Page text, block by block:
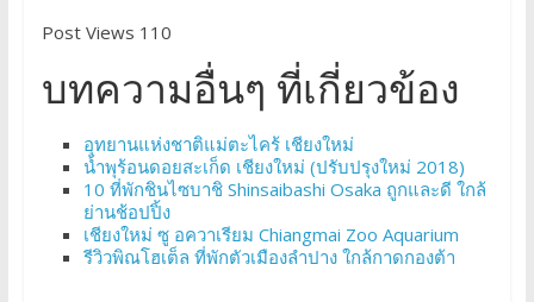
Post Views 110
บทความอื่นๆ ที่เกี่ยวข้อง
อุทยานแห่งชาติแม่ตะไคร้ เชียงใหม่
น้ำพุร้อนดอยสะเก็ด เชียงใหม่ (ปรับปรุงใหม่ 2018)
10 ที่พักชินไซบาชิ Shinsaibashi Osaka ถูกและดี ใกล้
ย่านช้อปปิ้ง
เชียงใหม่ ซู อควาเรียม Chiangmai Zoo Aquarium
รีวิวพิณโฮเต็ล ที่พักตัวเมืองลำปาง ใกล้กาดกองต้า